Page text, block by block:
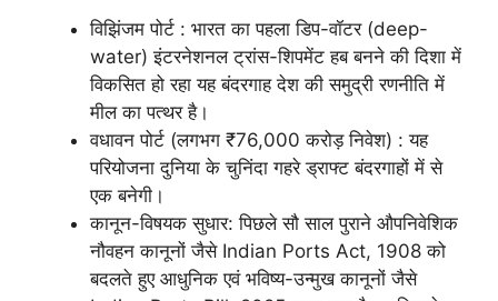
विझिंजम पोर्ट : भारत का पहला डिप-वॉटर (deep-
water) इंटरनेशनल ट्रांस-शिपमेंट हब बनने की दिशा में
विकसित हो रहा यह बंदरगाह देश की समुद्री रणनीति में
मील का पत्थर है।
वधावन पोर्ट (लगभग ₹76,000 करोड़ निवेश) : यह
परियोजना दुनिया के चुनिंदा गहरे ड्राफ्ट बंदरगाहों में से
एक बनेगी।
कानून-विषयक सुधार: पिछले सौ साल पुराने औपनिवेशिक
नौवहन कानूनों जैसे Indian Ports Act, 1908 को
बदलते हुए आधुनिक एवं भविष्य-उन्मुख कानूनों जैसे